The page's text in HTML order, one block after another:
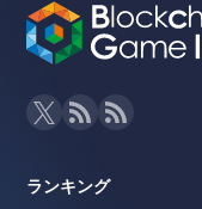
ランキング